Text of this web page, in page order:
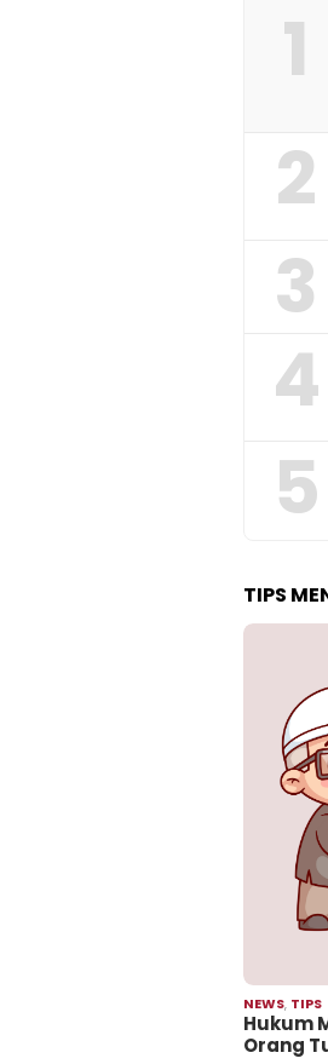
1
2
3
4
5
TIPS
NEWS, TIPS
Hukum
Orang